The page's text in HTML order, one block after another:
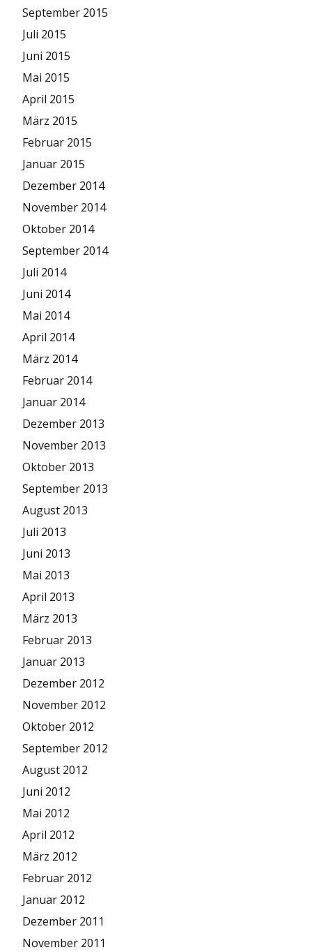
September 2015
Juli 2015
Juni 2015
Mai 2015
April 2015
März 2015
Februar 2015
Januar 2015
Dezember 2014
November 2014
Oktober 2014
September 2014
Juli 2014
Juni 2014
Mai 2014
April 2014
März 2014
Februar 2014
Januar 2014
Dezember 2013
November 2013
Oktober 2013
September 2013
August 2013
Juli 2013
Juni 2013
Mai 2013
April 2013
März 2013
Februar 2013
Januar 2013
Dezember 2012
November 2012
Oktober 2012
September 2012
August 2012
Juni 2012
Mai 2012
April 2012
März 2012
Februar 2012
Januar 2012
Dezember 2011
November 2011